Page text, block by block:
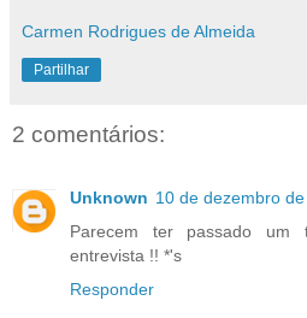
Carmen Rodrigues de Almeida
Partilhar
2 comentários:
Unknown 10 de dezembro
Parecem ter passado um
entrevista !! *'s
Responder